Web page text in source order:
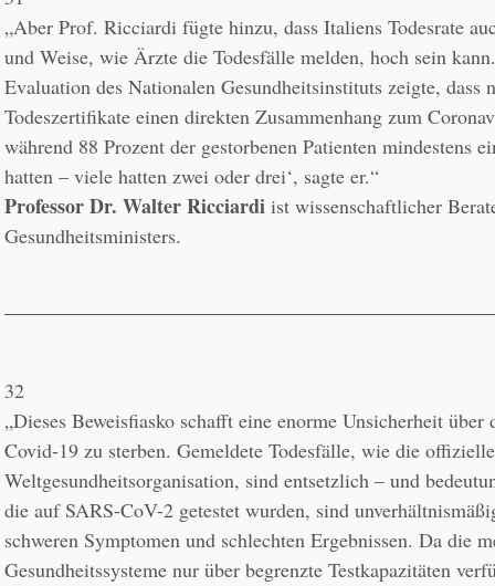
„Aber Prof. Ricciardi fügte hinzu, dass Italiens Todesrate
und Weise, wie Ärzte die Todesfälle melden, hoch sein
Evaluation des Nationalen Gesundheitsinstituts zeigte, dass
Todeszertifikate einen direkten Zusammenhang zum
während 88 Prozent der gestorbenen Patienten mindestens
Professor Dr. Walter Ricciardi ist wissenschaftlicher
Gesundheitsministers.
32
„Dieses Beweisfiasko schafft eine enorme Unsicherheit über
Covid-19 zu sterben. Gemeldete Todesfälle, wie die
Weltgesundheitsorganisation, sind entsetzlich – und
die auf SARS-CoV-2 getestet wurden, sind
schweren Symptomen und schlechten Ergebnissen. Da die
Gesundheitssysteme nur über begrenzte Testkapazitäten